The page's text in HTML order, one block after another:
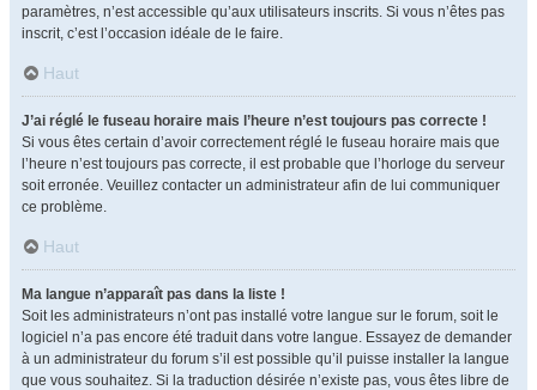
paramètres, n’est accessible qu’aux utilisateurs inscrits. Si vous n’êtes pas
inscrit, c’est l’occasion idéale de le faire.
Haut
J’ai réglé le fuseau horaire mais l’heure n’est toujours pas correcte !
Si vous êtes certain d’avoir correctement réglé le fuseau horaire mais que
l’heure n’est toujours pas correcte, il est probable que l’horloge du serveur
soit erronée. Veuillez contacter un administrateur afin de lui communiquer
ce problème.
Haut
Ma langue n’apparaît pas dans la liste !
Soit les administrateurs n’ont pas installé votre langue sur le forum, soit le
logiciel n’a pas encore été traduit dans votre langue. Essayez de demander
à un administrateur du forum s’il est possible qu’il puisse installer la langue
que vous souhaitez. Si la traduction désirée n’existe pas, vous êtes libre de